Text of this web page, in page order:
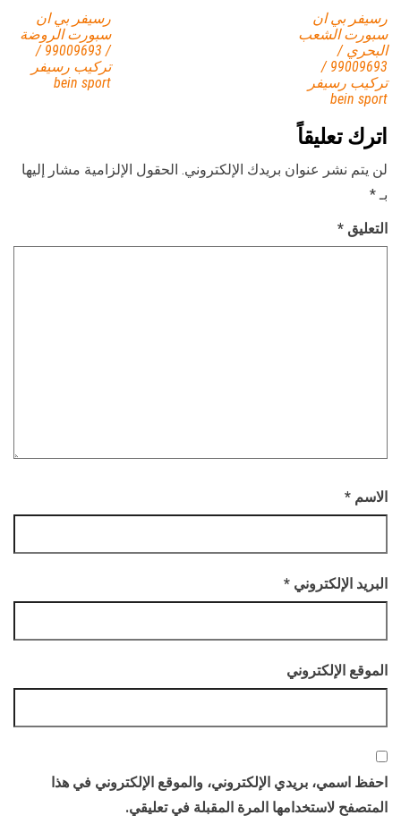
رسيفر بي ان
سبورت الروضة
/ 99009693 /
تركيب رسيفر
bein sport
رسيفر بي ان
سبورت الشعب
البحري /
99009693 /
تركيب رسيفر
bein sport
اترك تعليقاً
لن يتم نشر عنوان بريدك الإلكتروني. الحقول الإلزامية مشار إليها
بـ*
التعليق *
الاسم *
البريد الإلكتروني *
الموقع الإلكتروني
احفظ اسمي، بريدي الإلكتروني، والموقع الإلكتروني في هذا
المتصفح لاستخدامها المرة المقبلة في تعليقي.